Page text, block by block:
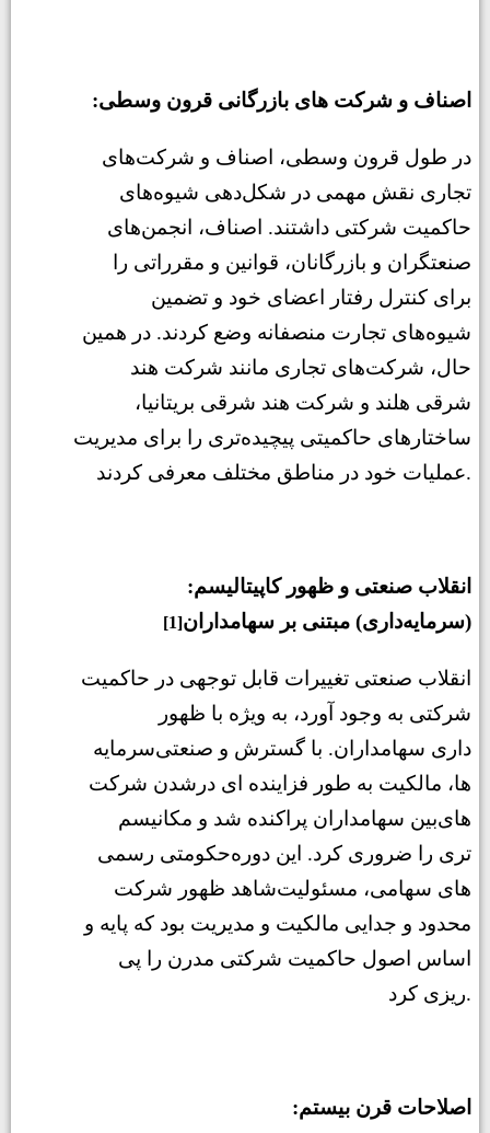
:اصناف و شرکت های بازرگانی قرون وسطی
در طول قرون وسطی، اصناف و شرکت‌های
تجاری نقش مهمی در شکل‌دهی شیوه‌های
حاکمیت شرکتی داشتند. اصناف، انجمن‌های
صنعتگران و بازرگانان، قوانین و مقرراتی را
برای کنترل رفتار اعضای خود و تضمین
شیوه‌های تجارت منصفانه وضع کردند. در همین
حال، شرکت‌های تجاری مانند شرکت هند
شرقی هلند و شرکت هند شرقی بریتانیا،
ساختارهای حاکمیتی پیچیده‌تری را برای مدیریت
عملیات خود در مناطق مختلف معرفی کردند.
:انقلاب صنعتی و ظهور کاپیتالیسم
(سرمایه‌داری) مبتنی بر سهامداران[1]
انقلاب صنعتی تغییرات قابل توجهی در حاکمیت
شرکتی به وجود آورد، به ویژه با ظهور
سرمایهداری سهامداران. با گسترش و صنعتی
شدن شرکت ها، مالکیت به طور فزاینده ای در
بین سهامداران پراکنده شد و مکانیسمهای
حکومتی رسمیتری را ضروری کرد. این دوره
شاهد ظهور شرکتهای سهامی، مسئولیت
محدود و جدایی مالکیت و مدیریت بود که پایه و
اساس اصول حاکمیت شرکتی مدرن را پی
ریزی کرد.
:اصلاحات قرن بیستم